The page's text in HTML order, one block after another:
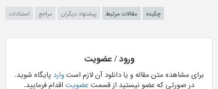
چکیده مقالات مرتبط پیشنهاد دیگران مراجع استنادات
ورود / عضویت
برای مشاهده متن مقاله و یا دانلود آن لازم استوارد پایگاه شوید.
در صورتی که عضو نیستید از قسمت عضویت اقدام فرمایید.